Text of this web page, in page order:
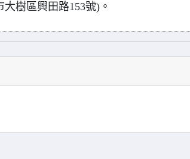
大樹區興田路153號)。